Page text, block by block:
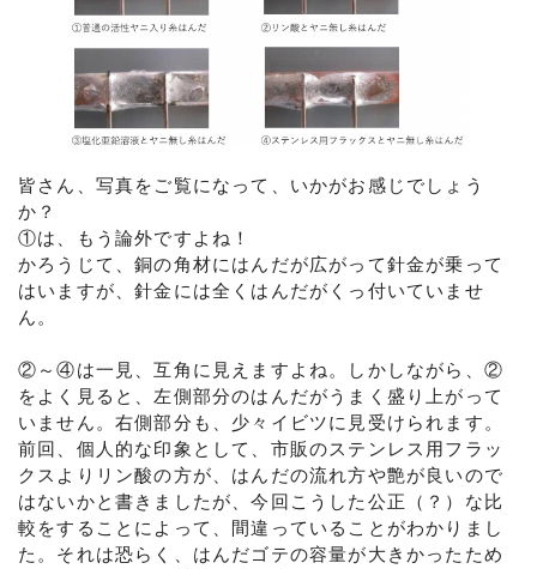
皆さん、写真をご覧になって、いかがお感じでしょう
か？
①は、もう論外ですよね！
かろうじて、銅の角材にはんだが広がって針金が乗って
はいますが、針金には全くはんだがくっ付いていませ
ん。
②～④は一見、互角に見えますよね。しかしながら、②
をよく見ると、左側部分のはんだがうまく盛り上がって
いません。右側部分も、少々イビツに見受けられます。
前回、個人的な印象として、市販のステンレス用フラッ
クスよりリン酸の方が、はんだの流れ方や艶が良いので
はないかと書きましたが、今回こうした公正（？）な比
較をすることによって、間違っていることがわかりまし
た。それは恐らく、はんだゴテの容量が大きかったため